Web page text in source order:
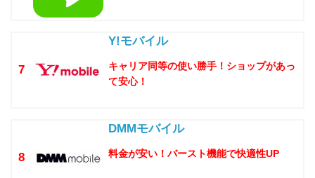
7
Y!モバイル
キャリア同等の使い勝手！ショップがあっ
て安心！
8
DMMモバイル
料金が安い！バースト機能で快適性UP